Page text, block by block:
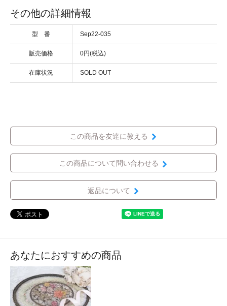
その他の詳細情報
型 番 Sep22-035
販売価格 0円(税込)
在庫状況 SOLD OUT
この商品を友達に教える
この商品について問い合わせる
返品について
あなたにおすすめの商品